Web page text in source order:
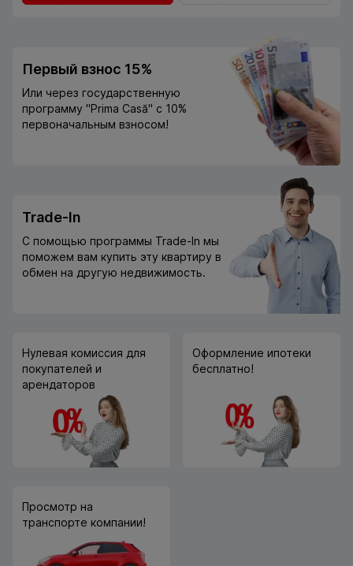
Первый взнос 15%
Или через государственную
программу "Prima Casă" с 10%
первоначальным взносом!
Trade-In
С помощью программы Trade-In мы
поможем вам купить эту квартиру в
обмен на другую недвижимость.
Нулевая комиссия для
покупателей и
арендаторов
Оформление ипотеки
бесплатно!
Просмотр на
транспорте компании!